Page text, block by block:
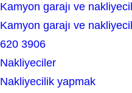
Kamyon garajı ve
Kamyon garajı ve
620 3906
Nakliyeciler
Nakliyecilik yapmak